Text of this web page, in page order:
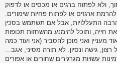
ולא לפתוח ברגים או מכסים או לדפוק
ארגזים או לפתוח פחיות שימורים.
התעללויות, אבל אם תשתמש בסכין
חייה, ותוכל להימנע מהשחזות תכופות
ואני מוכן להסביר (אני ועוד כמה
גישה ונסיון. לא תורה מסיני, אגב...
עשויות מגרגירים שחורים או אפורים